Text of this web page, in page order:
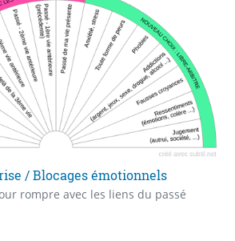
/ Blocages émotionnels
rompre avec les liens du passé